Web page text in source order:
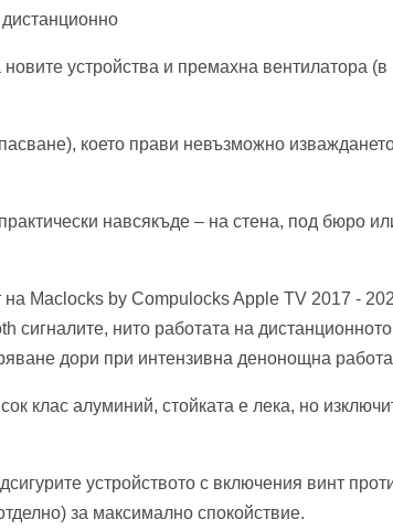
устройства и премахна вентилатора
което прави невъзможно
навсякъде – на стена, под бюро
Maclocks by Compulocks Apple TV 2017 -
сигналите, нито работата на
дори при интензивна денонощна
клас алуминий, стойката е лека, но
устройството с включения винт
за максимално спокойствие.